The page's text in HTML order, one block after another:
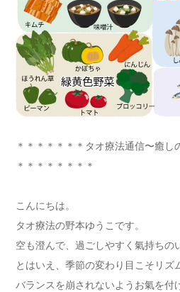
＊＊＊＊＊＊＊タオ療法通信〜癒し
＊＊＊＊＊＊＊＊
こんにちは。
タオ療法の野本ゆうこです。
空も澄んで、過ごしやすく氣持ちの
とはいえ、季節の変わり目こそリズ
バランスを崩されないようお氣を付